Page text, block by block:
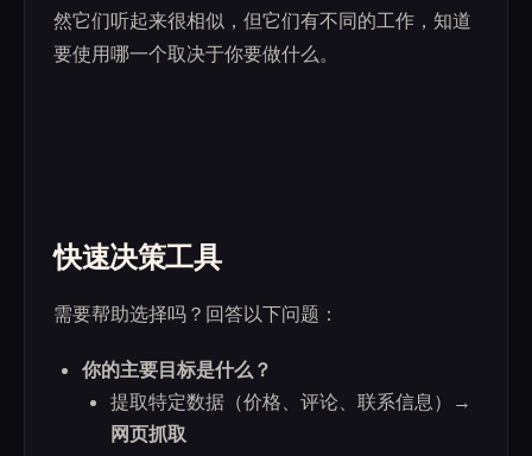
然它们听起来很相似，但它们有不同的工作，知道
要使用哪一个取决于你要做什么。
快速决策工具
需要帮助选择吗？回答以下问题：
你的主要目标是什么？
提取特定数据（价格、评论、联系信息）→
网页抓取